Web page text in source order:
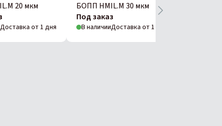
20 мкм
Доставка от 1 дня
БОПП HMIL.M 30 мкм
Под заказ
В наличииДоставка от 1 дня